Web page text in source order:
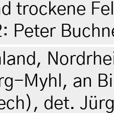
trockene
Peter
Myhl, an
det.